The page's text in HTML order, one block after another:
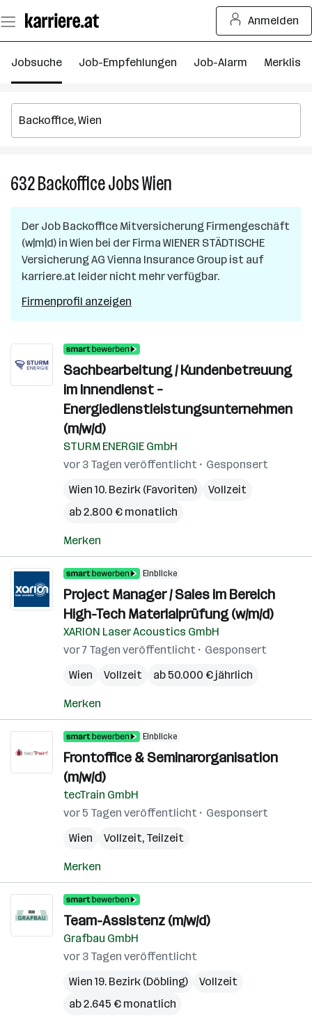
Seiteninhalt
springen
Anmelden
Jobsuche Job-Empfehlungen Job-Alarm Merkliste
632BackofficeJobsWien
in
Wien
Der Job Backoffice Mitversicherung Firmengeschäft
(w|m|d) in Wien bei der Firma WIENER STÄDTISCHE
Versicherung AG Vienna Insurance Group ist auf
karriere.at leider nicht mehr verfügbar.
Firmenprofil anzeigen
Sachbearbeitung / Kundenbetreuung
im Innendienst –
Energiedienstleistungsunternehmen
(m/w/d)
STURM ENERGIE GmbH
vor 3 Tagen veröffentlicht
Gesponsert
Wien 10. Bezirk (Favoriten)
Vollzeit
ab 2.800 € monatlich
Merken
Einblicke
Project Manager / Sales im Bereich
High-Tech Materialprüfung (w/m/d)
XARION Laser Acoustics GmbH
vor 7 Tagen veröffentlicht
Gesponsert
Wien
Vollzeit ab 50.000 € jährlich
Merken
Einblicke
Frontoffice & Seminarorganisation
(m/w/d)
tecTrain GmbH
vor 5 Tagen veröffentlicht
Gesponsert
Wien
Vollzeit, Teilzeit
Merken
Team-Assistenz (m/w/d)
Grafbau GmbH
vor 3 Tagen veröffentlicht
Wien 19. Bezirk (Döbling)
Vollzeit
ab 2.645 € monatlich